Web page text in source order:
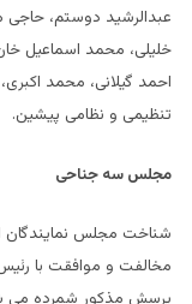
عبدالرشید دوستم،
خلیلی، محمد اسماعیل
احمد گیلانی، محمد
تنظیمی و نظامی پیشین.
مجلس سه جناحی
شناخت مجلس نمایندگان
مخالفت و موافقت با
پرسش مذکور شمرده می